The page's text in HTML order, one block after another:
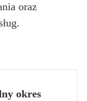
oraz
okres